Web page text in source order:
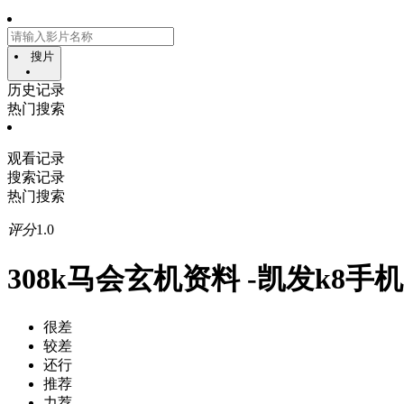
搜片
历史记录
热门搜索
观看记录
搜索记录
热门搜索
评分1.0
308k马会玄机资料 -凯发k8手
很差
较差
还行
推荐